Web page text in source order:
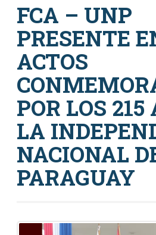
FCA – UNP
PRESENTE
ACTOS
POR LOS 215
LA
NACIONAL
PARAGUAY